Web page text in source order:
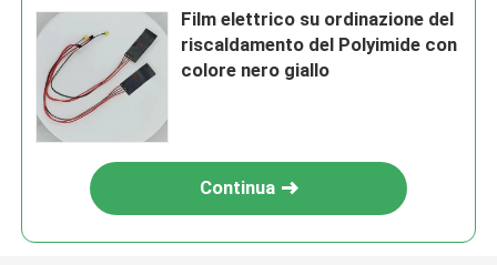
Film elettrico su ordinazione del
riscaldamento del Polyimide con
colore nero giallo
Continua